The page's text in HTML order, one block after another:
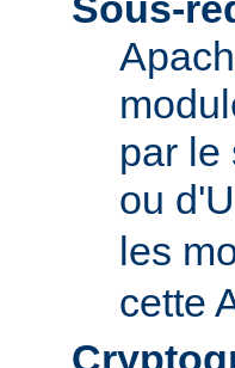
par le
ou
les
cette